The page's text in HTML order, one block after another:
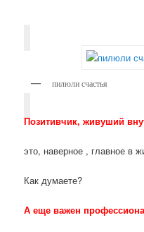
пилюли счастья
Позитивчик, живуший
это, наверное , главное в
Как думаете?
А еще важен